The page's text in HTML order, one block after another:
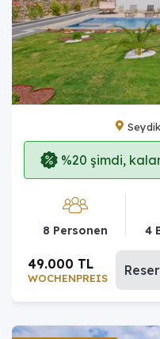
%20 şimdi,
8 Personen 4
WOCHENPREIS
49.000 TL